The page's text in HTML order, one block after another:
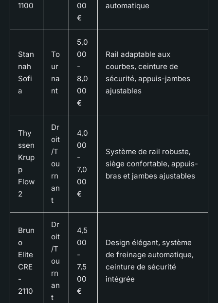
1100
00
€
automatique
Stan
nah
Sofi
a
To
ur
na
nt
5,0
00
-
8,0
00
€
Rail adaptable aux
courbes, ceinture de
sécurité, appuis-jambes
ajustables
Thy
ssen
Krup
p
Flow
2
Dr
oit
/T
ou
rn
an
t
4,0
00
-
7,0
00
€
Système de rail robuste,
siège confortable, appuis-
bras et jambes ajustables
Brun
o
Elite
CRE
-
2110
Dr
oit
/T
ou
rn
an
t
4,5
00
-
7,5
00
€
Design élégant, système
de freinage automatique,
ceinture de sécurité
intégrée